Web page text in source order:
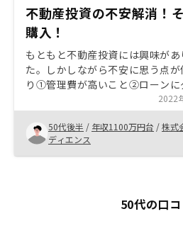
不動産投資の不安解消！
購入！
もともと不動産投資には興味があ
た。しかしながら不安に思う点が
り①管理費が高いこと②ローンに
がないこと③住宅の老朽化でし
の方から丁寧に1から3のことを
ただき納得できたので購入させて
ました。契約までに様々な担当者
ますが、お忙しいとは存じます
2022
50代後半 / 年収1100万円台 /株式
ディエンス
50代の口